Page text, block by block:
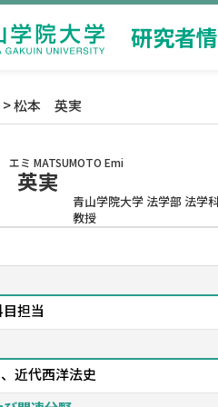
研究者
> 松本 英実
エミ MATSUMOTO Emi
英実
青山学院大学 法学部 法学
教授
担当
近代西洋法史